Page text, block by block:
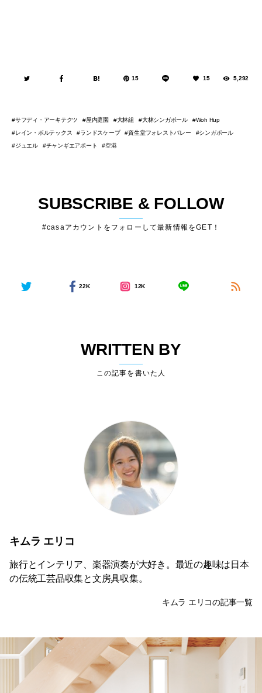
15 15 5,292
サフディ・アーキテクツ 屋内庭園 大林組 大林シンガポール
Woh Hup
レイン・ボルテックス
ランドスケープ 資生堂フォレストバレー
シンガポール
ジュエル
チャンギエアポート 空港
SUBSCRIBE & FOLLOW
#casaアカウントをフォローして最新情報をGET！
22K 12K
WRITTEN BY
この記事を書いた人
キムラ エリコ
旅行とインテリア、楽器演奏が大好き。最近の趣味は日本
の伝統工芸品収集と文房具収集。
キムラ エリコの記事一覧